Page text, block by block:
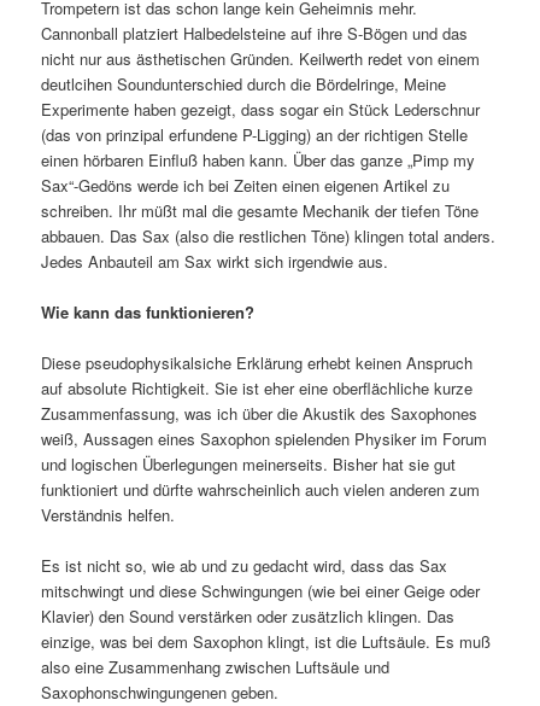
Trompetern ist das schon lange kein Geheimnis mehr.
Cannonball platziert Halbedelsteine auf ihre S-Bögen und das
nicht nur aus ästhetischen Gründen. Keilwerth redet von einem
deutlcihen Soundunterschied durch die Bördelringe, Meine
Experimente haben gezeigt, dass sogar ein Stück Lederschnur
(das von prinzipal erfundene P-Ligging) an der richtigen Stelle
einen hörbaren Einfluß haben kann. Über das ganze „Pimp my
Sax“-Gedöns werde ich bei Zeiten einen eigenen Artikel zu
schreiben. Ihr müßt mal die gesamte Mechanik der tiefen Töne
abbauen. Das Sax (also die restlichen Töne) klingen total anders.
Jedes Anbauteil am Sax wirkt sich irgendwie aus.
Wie kann das funktionieren?
Diese pseudophysikalsiche Erklärung erhebt keinen Anspruch
auf absolute Richtigkeit. Sie ist eher eine oberflächliche kurze
Zusammenfassung, was ich über die Akustik des Saxophones
weiß, Aussagen eines Saxophon spielenden Physiker im Forum
und logischen Überlegungen meinerseits. Bisher hat sie gut
funktioniert und dürfte wahrscheinlich auch vielen anderen zum
Verständnis helfen.
Es ist nicht so, wie ab und zu gedacht wird, dass das Sax
mitschwingt und diese Schwingungen (wie bei einer Geige oder
Klavier) den Sound verstärken oder zusätzlich klingen. Das
einzige, was bei dem Saxophon klingt, ist die Luftsäule. Es muß
also eine Zusammenhang zwischen Luftsäule und
Saxophonschwingungenen geben.